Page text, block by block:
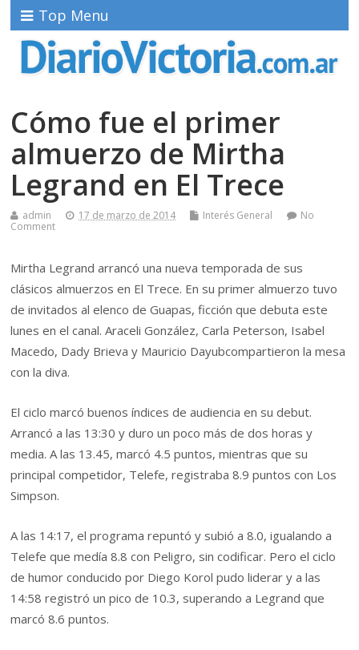
Top Menu
Cómo fue el primer
almuerzo de Mirtha
Legrand en El Trece
admin 17 de marzo de 2014 Interés General
No
Comment
Mirtha Legrand arrancó una nueva temporada de sus
clásicos almuerzos en El Trece. En su primer almuerzo tuvo
de invitados al elenco de Guapas, ficción que debuta este
lunes en el canal.Araceli González, Carla Peterson, Isabel
Macedo, Dady Brieva y Mauricio Dayubcompartieron la mesa
con la diva.
El ciclo marcó buenos índices de audiencia en su debut.
Arrancó a las 13:30 y duro un poco más de dos horas y
media. A las 13.45, marcó 4.5 puntos, mientras que su
principal competidor, Telefe, registraba 8.9 puntos con Los
Simpson.
A las 14:17, el programa repuntó y subió a 8.0, igualando a
Telefe que medía 8.8 con Peligro, sin codificar. Pero el ciclo
de humor conducido por Diego Korol pudo liderar y a las
14:58 registró un pico de 10.3, superando a Legrand que
marcó 8.6 puntos.